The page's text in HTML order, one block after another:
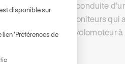
spécificités de la conduite
la douzaine de moniteurs qui
sécurité d’un cyclomoteur à
de 25 ans.
disponible sur
lien 'Préférences de